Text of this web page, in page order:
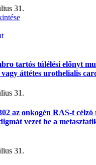
31.
tartós túlélési előnyt
áttétes urothelialis
31.
az onkogén RAS-t
vezet be a
31.